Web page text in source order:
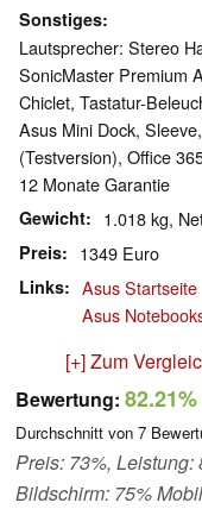
Sonstiges
Lautsprecher: Stereo
SonicMaster Premium
Chiclet, Tastatur-
Asus Mini Dock,
(Testversion), Office
12 Monate Garantie
Gewicht 1.018 kg,
Preis 1349 Euro
Links
Asus Startseite
Asus
[+] Zum
Bewertung: 82.21%
Durchschnitt von 7
Preis: 73%, Leistung:
Bildschirm: 75%